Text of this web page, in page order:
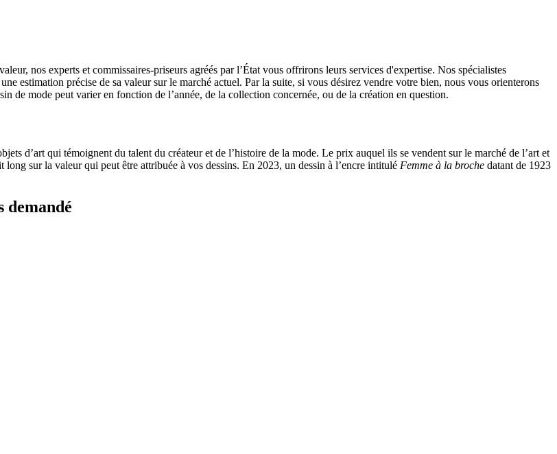
nos experts et commissaires-priseurs agréés par l’État vous offrirons leurs services d'expertise. Nos spécialistes
estimation précise de sa valeur sur le marché actuel. Par la suite, si vous désirez vendre votre bien, nous vous orienterons
mode peut varier en fonction de l’année, de la collection concernée, ou de la création en question.
d’art qui témoignent du talent du créateur et de l’histoire de la mode. Le prix auquel ils se vendent sur le marché de l’art et
sur la valeur qui peut être attribuée à vos dessins. En 2023, un dessin à l’encre intitulé Femme à la broche datant de 1923
demandé